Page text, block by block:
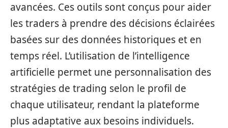
avancées. Ces outils sont conçus pour aider
les traders à prendre des décisions éclairées
basées sur des données historiques et en
temps réel. L’utilisation de l’intelligence
artificielle permet une personnalisation des
stratégies de trading selon le profil de
chaque utilisateur, rendant la plateforme
plus adaptative aux besoins individuels.